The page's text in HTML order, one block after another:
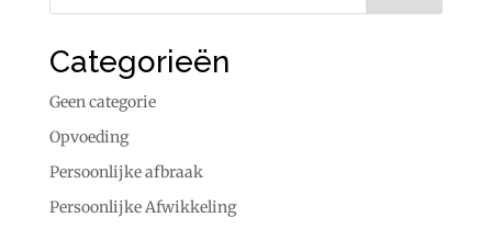
Categorieën
Geen categorie
Opvoeding
Persoonlijke afbraak
Persoonlijke Afwikkeling